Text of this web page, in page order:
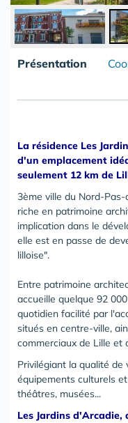
Présentation
La résidence Les
d'un emplacement
seulement 12 km de
3ème ville du Nord-
riche en patrimoine
implication dans le
elle est en passe de
lilloise".
Entre patrimoine
accueille quelque 92
quotidien facilité par
situés en centre-ville,
commerciaux de Lille et
Privilégiant la qualité de
équipements culturels
théâtres, musées...
Les Jardins d'Arcadie,